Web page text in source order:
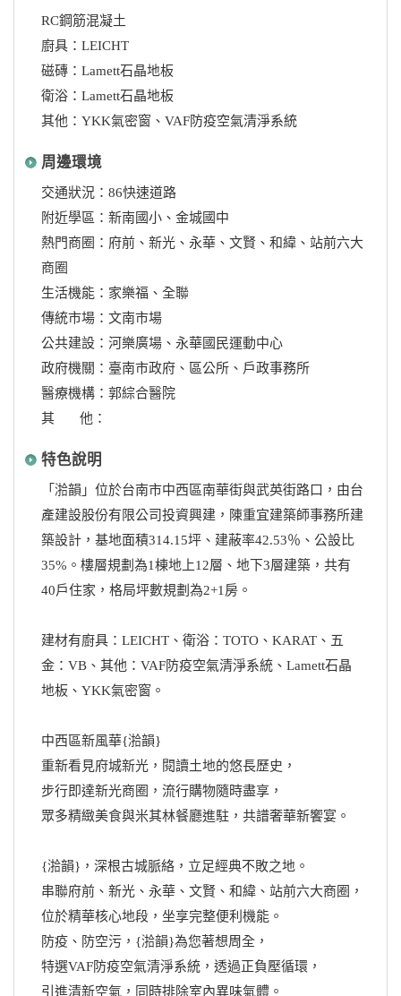
RC鋼筋混凝土
廚具：LEICHT
磁磚：Lamett石晶地板
衛浴：Lamett石晶地板
其他：YKK氣密窗、VAF防疫空氣清淨系統
周邊環境
交通狀況：86快速道路
附近學區：新南國小、金城國中
熱門商圈：府前、新光、永華、文賢、和緯、站前六大
商圈
生活機能：家樂福、全聯
傳統市場：文南市場
公共建設：河樂廣場、永華國民運動中心
政府機關：臺南市政府、區公所、戶政事務所
醫療機構：郭綜合醫院
其 他：
特色說明
「湁韻」位於台南市中西區南華街與武英街路口，由台
產建設股份有限公司投資興建，陳重宜建築師事務所建
築設計，基地面積314.15坪、建蔽率42.53％、公設比
35%。樓層規劃為1棟地上12層、地下3層建築，共有
40戶住家，格局坪數規劃為2+1房。
建材有廚具：LEICHT、衛浴：TOTO、KARAT、五
金：VB、其他：VAF防疫空氣清淨系統、Lamett石晶
地板、YKK氣密窗。
中西區新風華{湁韻}
重新看見府城新光，閱讀土地的悠長歷史，
步行即達新光商圈，流行購物隨時盡享，
眾多精緻美食與米其林餐廳進駐，共譜奢華新饗宴。
{湁韻}，深根古城脈絡，立足經典不敗之地。
串聯府前、新光、永華、文賢、和緯、站前六大商圈，
位於精華核心地段，坐享完整便利機能。
防疫、防空污，{湁韻}為您著想周全，
特選VAF防疫空氣清淨系統，透過正負壓循環，
引進清新空氣，同時排除室內異味氣體。